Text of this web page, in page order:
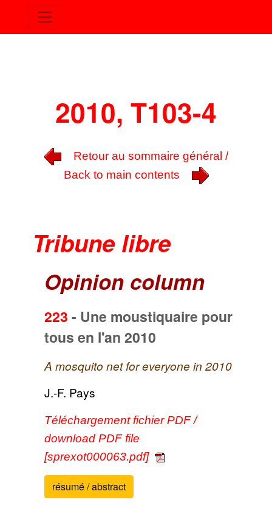
2010, T103-4
Retour au sommaire général /
Back to main contents
Tribune libre
Opinion column
223 - Une moustiquaire pour
tous en l'an 2010
A mosquito net for everyone in 2010
J.-F. Pays
Téléchargement fichier PDF /
download PDF file
[sprexot000063.pdf]
résumé / abstract